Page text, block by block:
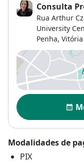
Consulta
Rua Arthur
University
Penha, Vitória
Disponibilidade
Modalidades de
PIX